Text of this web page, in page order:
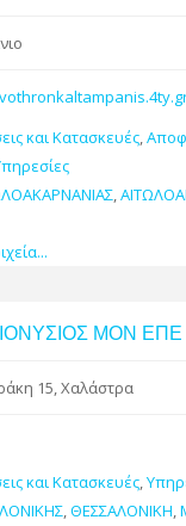
και Κατασκευές,
,
ΜΟΝ ΕΠΕ
15, Χαλάστρα
και Κατασκευές,
,ΘΕΣΣΑΛΟΝΙΚΗ,